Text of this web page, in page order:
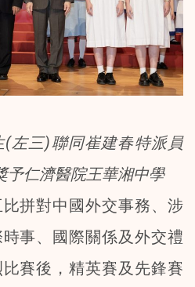
左三)聯同崔建春特派員
予仁濟醫院王華湘中學
拼對中國外交事務、涉
事、國際關係及外交禮
賽後，精英賽及先鋒賽